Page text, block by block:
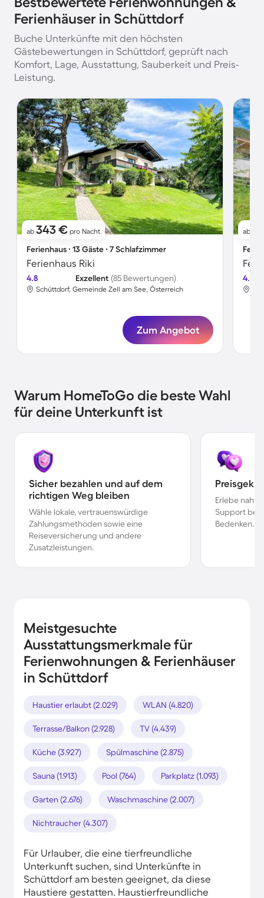
Ferienhäuser in Schüttdorf
Buche Unterkünfte mit den höchsten
Gästebewertungen in Schüttdorf, geprüft nach
Komfort, Lage, Ausstattung, Sauberkeit und Preis-
Leistung.
ab 343 € pro Nacht
Ferienhaus ∙ 13 Gäste ∙ 7 Schlafzimmer
Ferienhaus Riki
4.8 Exzellent (85 Bewertungen)
Schüttdorf, Gemeinde Zell am See, Österreich
Zum Angebot
ab
4.8
Warum HomeToGo die beste Wahl
für deine Unterkunft ist
Sicher bezahlen und auf dem
richtigen Weg bleiben
Wähle lokale, vertrauenswürdige
Zahlungsmethoden sowie eine
Reiseversicherung und andere
Zusatzleistungen.
Erlebe
Support bei
Bedenken.
Meistgesuchte
Ausstattungsmerkmale für
Ferienwohnungen & Ferienhäuser
in Schüttdorf
Haustier erlaubt (2.029) WLAN (4.820)
Terrasse/Balkon (2.928) TV (4.439)
Küche (3.927) Spülmaschine (2.875)
Sauna (1.913) Pool (764) Parkplatz (1.093)
Garten (2.676) Waschmaschine (2.007)
Nichtraucher (4.307)
Für Urlauber, die eine tierfreundliche
Unterkunft suchen, sind Unterkünfte in
Schüttdorf am besten geeignet, da diese
Haustiere gestatten. Haustierfreundliche